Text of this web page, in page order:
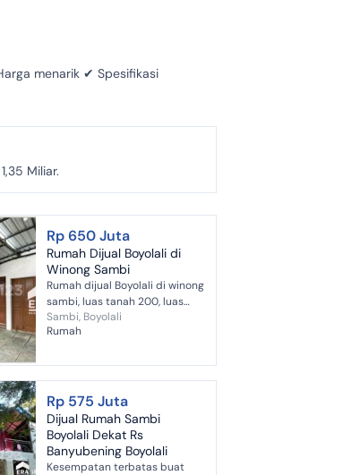
menarik ✔ Spesifikasi
Miliar.
Rp 650 Juta
Rumah Dijual Boyolali di
Winong Sambi
Rumah dijual Boyolali di winong
sambi, luas tanah 200, luas
bangunan 180, lebar 10, hm,
hadap selatan, 3kamar, 1kamar
Sambi, Boyolali
Rumah
Rp 575 Juta
Dijual Rumah Sambi
Boyolali Dekat Rs
Banyubening Boyolali
Kesempatan terbatas buat